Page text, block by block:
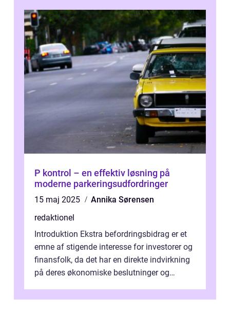
P kontrol – en effektiv løsning på
moderne parkeringsudfordringer
15 maj 2025
Annika Sørensen
redaktionel
Introduktion Ekstra befordringsbidrag er et
emne af stigende interesse for investorer og
finansfolk, da det har en direkte indvirkning
på deres økonomiske beslutninger og